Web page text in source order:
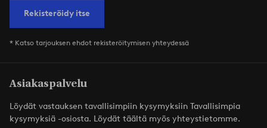
Rekisteröidy itse
* Katso tarjouksen ehdot rekisteröitymisen yhteydessä
Asiakaspalvelu
Löydät vastauksen tavallisimpiin kysymyksiin Tavallisimpia
kysymyksiä -osiosta. Löydät täältä myös yhteystietomme.